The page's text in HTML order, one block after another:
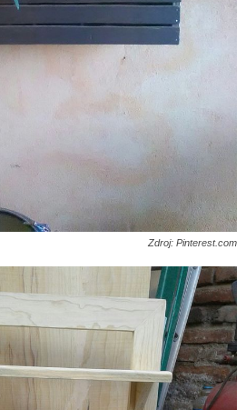
Zdroj: Pinterest.com